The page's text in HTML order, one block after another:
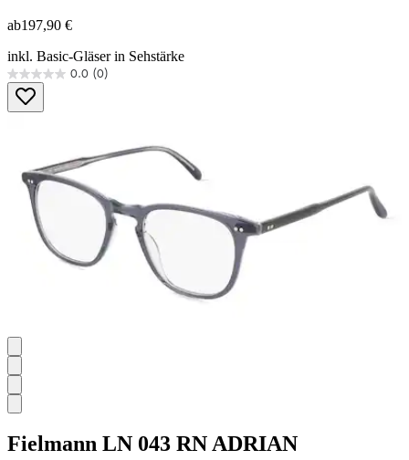
ab197,90 €
inkl. Basic-Gläser in Sehstärke
0.0 (0)
0.0
von
5
Fielmann LN 043 RN ADRIAN